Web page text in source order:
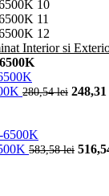
Interior si
280,54lei Prețul
248,31
583,58lei